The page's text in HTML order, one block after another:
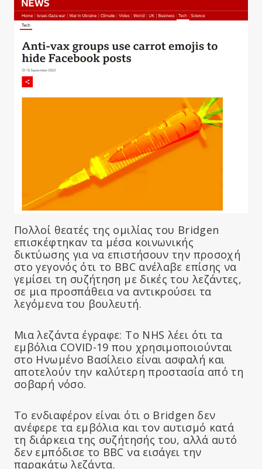
Πολλοί θεατές της ομιλίας του Bridgen
επισκέφτηκαν τα μέσα κοινωνικής
δικτύωσης για να επιστήσουν την προσοχή
στο γεγονός ότι το BBC ανέλαβε επίσης να
γεμίσει τη συζήτηση με δικές του λεζάντες,
σε μια προσπάθεια να αντικρούσει τα
λεγόμενα του βουλευτή.
Μια λεζάντα έγραφε: Το NHS λέει ότι τα
εμβόλια COVID-19 που χρησιμοποιούνται
στο Ηνωμένο Βασίλειο είναι ασφαλή και
αποτελούν την καλύτερη προστασία από τη
σοβαρή νόσο.
Το ενδιαφέρον είναι ότι ο Bridgen δεν
ανέφερε τα εμβόλια και τον αυτισμό κατά
τη διάρκεια της συζήτησής του, αλλά αυτό
δεν εμπόδισε το BBC να εισάγει την
παρακάτω λεζάντα.